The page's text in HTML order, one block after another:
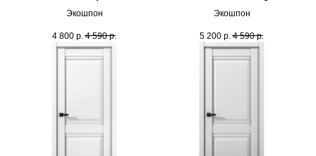
Экошпон
4 800 р. 4 590 р.
Экошпон
5 200 р. 4 590 р.